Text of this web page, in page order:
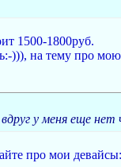
1500-1800руб.
))), на тему про мою
у меня еще нет
про мои